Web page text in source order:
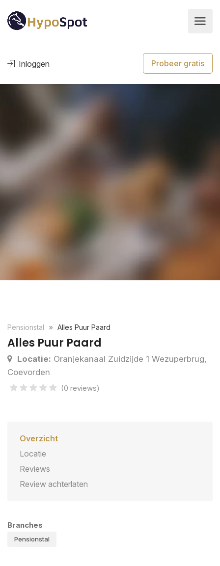
Inloggen Probeer gratis
Pensionstal Alles Puur Paard
Alles Puur Paard
Locatie: Oranjekanaal Zuidzijde 1 Wezuperbrug,
Coevorden
(0 reviews)
Overzicht
Locatie
Reviews
Review achterlaten
Branches
Pensionstal